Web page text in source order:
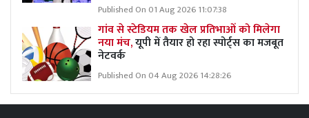
Published On 01 Aug 2026 11:07:38
गांव से स्टेडियम तक खेल प्रतिभाओं को मिलेगा
नया मंच,यूपी में तैयार हो रहा स्पोर्ट्स का मजबूत
नेटवर्क
Published On 04 Aug 2026 14:28:26